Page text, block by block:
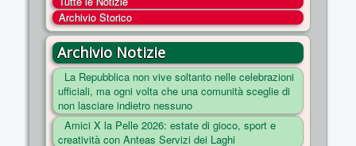
COSA FACCIAMO
ENTI
NOTIZIE
ESSENZIALI
MAPPA DEL SITO
Archivio Storico
Archivio Notizie
La Repubblica non vive soltanto nelle celebrazioni
ufficiali, ma ogni volta che una comunità sceglie di
non lasciare indietro nessuno
Amici X la Pelle 2026: estate di gioco, sport e
creatività con Anteas Servizi dei Laghi